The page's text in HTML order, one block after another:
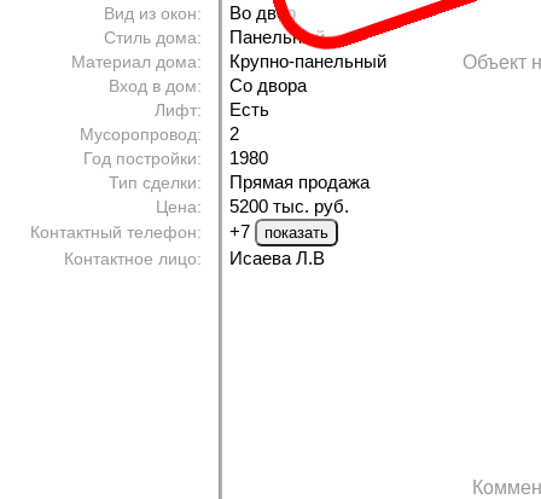
Вид из окон: Во двор
Стиль дома: Панельный
Материал дома: Крупно-панельный
Вход в дом: Со двора
Лифт: Есть
Мусоропровод: 2
Год постройки: 1980
Тип сделки: Прямая продажа
Цена: 5200 тыс. руб.
Контактный телефон: +7
Контактное лицо: Исаева Л.В
Объект